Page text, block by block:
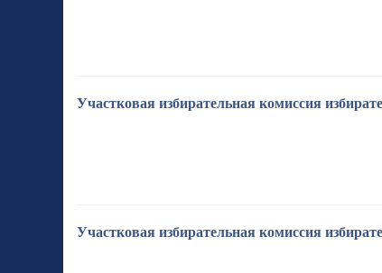
Участковая избирательная комиссия
Участковая избирательная комиссия